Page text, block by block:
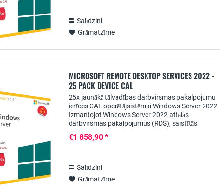
Salīdzini
Grāmatzīme
MICROSOFT REMOTE DESKTOP SERVICES 2022 -
25 PACK DEVICE CAL
25x jaunākā tālvadības darbvirsmas pakalpojumu
ierīces CAL operētājsistēmai Windows Server 2022
Izmantojot Windows Server 2022 attālās
darbvirsmas pakalpojumus (RDS), saistītās
centralizēti....
€1 858,90 *
Salīdzini
Grāmatzīme